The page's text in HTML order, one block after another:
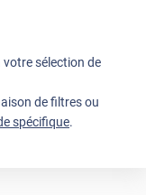
sélection de
de filtres ou
spécifique.